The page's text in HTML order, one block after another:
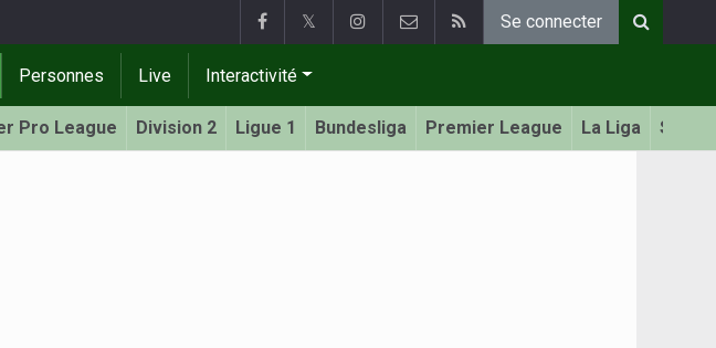
𝕏 Se connecter
Personnes Live Interactivité
Pro League Division 2 Ligue 1 Bundesliga Premier League La Liga Serie